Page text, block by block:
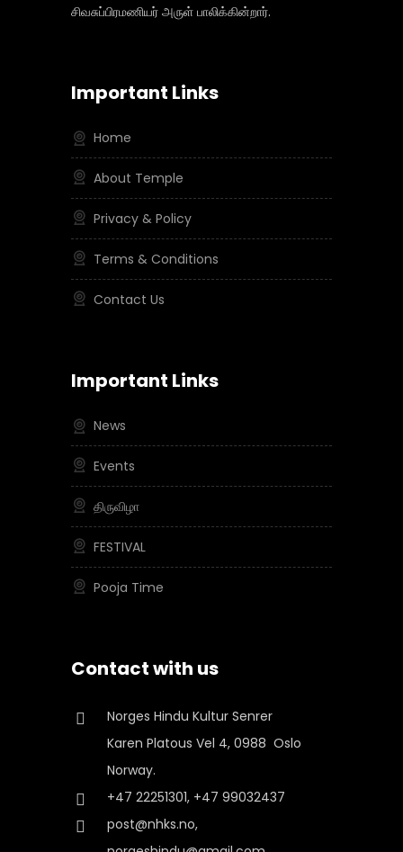
சிவசுப்பிரமணியர் அருள் பாலிக்கின்றார்.
Important Links
Home
About Temple
Privacy & Policy
Terms & Conditions
Contact Us
Important Links
News
Events
திருவிழா
FESTIVAL
Pooja Time
Contact with us
Norges Hindu Kultur Senrer
Karen Platous Vel 4, 0988 Oslo
Norway.
+47 22251301, +47 99032437
post@nhks.no,